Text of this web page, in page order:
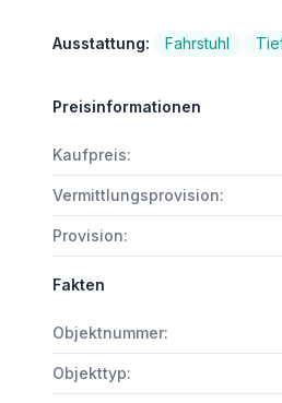
Ausstattung: Fahrstuhl
Preisinformationen
Kaufpreis:
Vermittlungsprovision:
Provision:
Fakten
Objektnummer:
Objekttyp: